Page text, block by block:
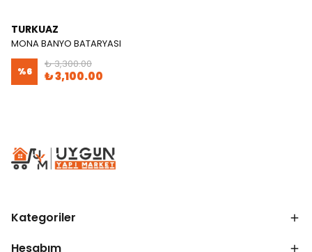
TURKUAZ
MONA BANYO BATARYASI
%6
₺ 3,300.00
₺ 3,100.00
Kategoriler
Hesabım